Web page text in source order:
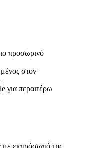
προσωρινό
στον
για περαιτέρω
με εκπρόσωπό της